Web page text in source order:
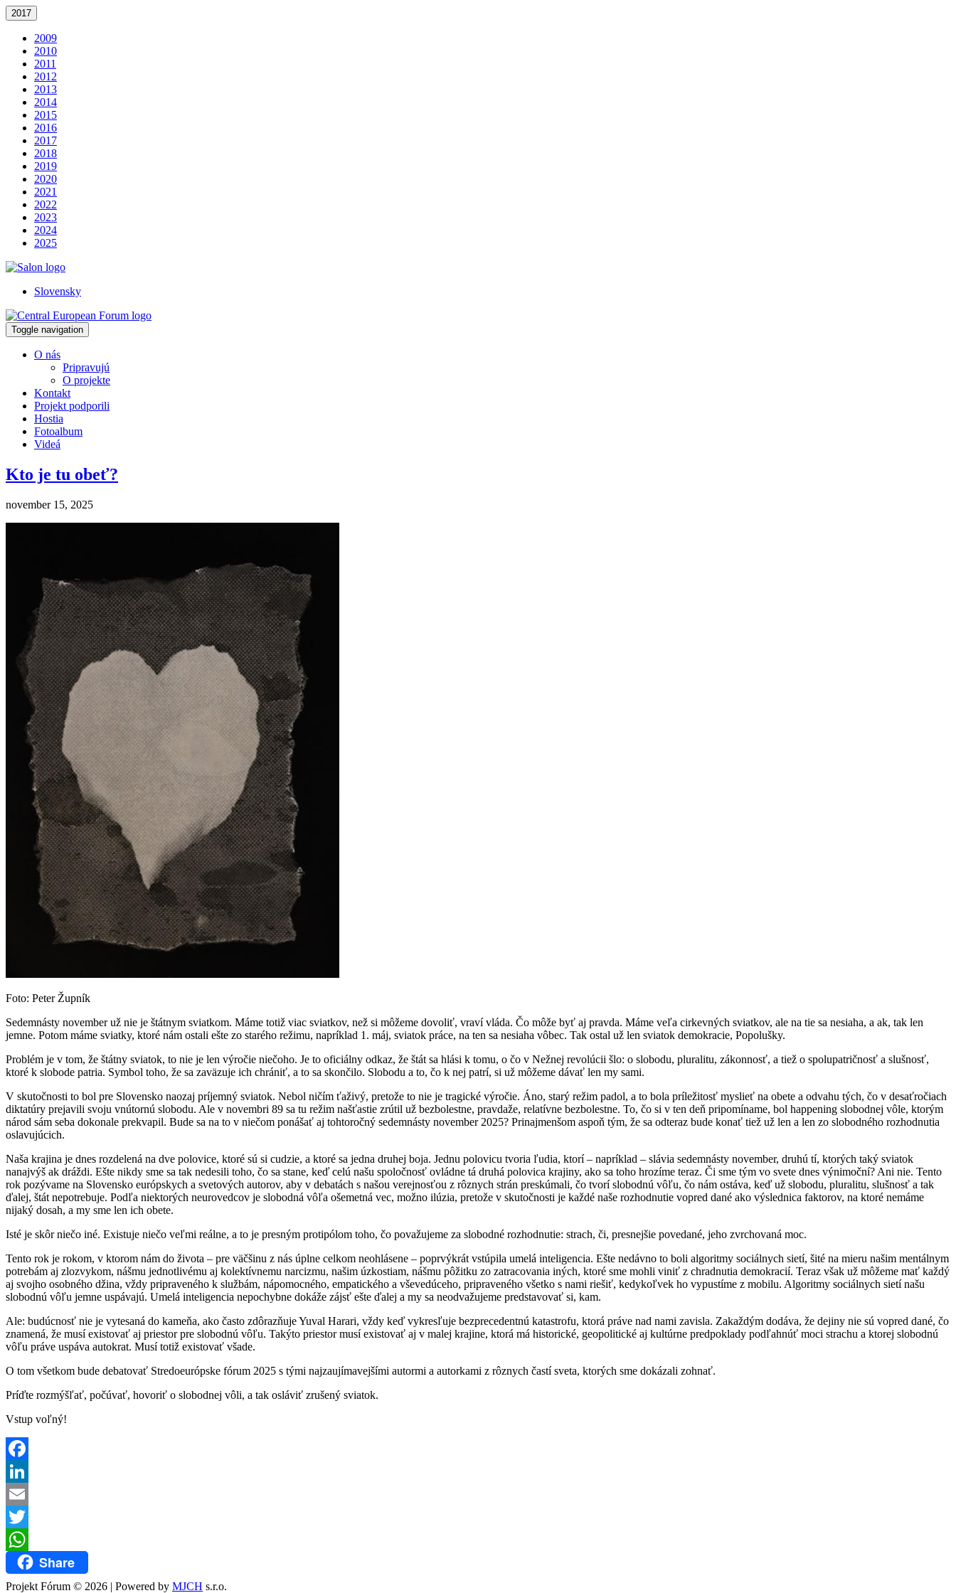
2017
2009
2010
2011
2012
2013
2014
2015
2016
2017
2018
2019
2020
2021
2022
2023
2024
2025
Slovensky
Toggle navigation
O nás
Pripravujú
O projekte
Kontakt
Projekt podporili
Hostia
Fotoalbum
Videá
Kto je tu obeť?
november 15, 2025
Foto: Peter Župník
Sedemnásty november už nie je štátnym sviatkom. Máme totiž viac sviatkov, než si môžeme dovoliť, vraví vláda. Čo môže byť aj pravda. Máme veľa cirkevných sviatkov, ale na tie sa nesiaha, a ak, tak len
jemne. Potom máme sviatky, ktoré nám ostali ešte zo starého režimu, napríklad 1. máj, sviatok práce, na ten sa nesiaha vôbec. Tak ostal už len sviatok demokracie, Popolušky.
Problém je v tom, že štátny sviatok, to nie je len výročie niečoho. Je to oficiálny odkaz, že štát sa hlási k tomu, o čo v Nežnej revolúcii šlo: o slobodu, pluralitu, zákonnosť, a tiež o spolupatričnosť a slušnosť,
ktoré k slobode patria. Symbol toho, že sa zaväzuje ich chrániť, a to sa skončilo. Slobodu a to, čo k nej patrí, si už môžeme dávať len my sami.
V skutočnosti to bol pre Slovensko naozaj príjemný sviatok. Nebol ničím ťaživý, pretože to nie je tragické výročie. Áno, starý režim padol, a to bola príležitosť myslieť na obete a odvahu tých, čo v desaťročiach
diktatúry prejavili svoju vnútornú slobodu. Ale v novembri 89 sa tu režim našťastie zrútil už bezbolestne, pravdaže, relatívne bezbolestne. To, čo si v ten deň pripomíname, bol happening slobodnej vôle, ktorým
národ sám seba dokonale prekvapil. Bude sa na to v niečom ponášať aj tohtoročný sedemnásty november 2025? Prinajmenšom aspoň tým, že sa odteraz bude konať tiež už len a len zo slobodného rozhodnutia
oslavujúcich.
Naša krajina je dnes rozdelená na dve polovice, ktoré sú si cudzie, a ktoré sa jedna druhej boja. Jednu polovicu tvoria ľudia, ktorí – napríklad – slávia sedemnásty november, druhú tí, ktorých taký sviatok
nanajvýš ak dráždi. Ešte nikdy sme sa tak nedesili toho, čo sa stane, keď celú našu spoločnosť ovládne tá druhá polovica krajiny, ako sa toho hrozíme teraz. Či sme tým vo svete dnes výnimoční? Ani nie. Tento
rok pozývame na Slovensko európskych a svetových autorov, aby v debatách s našou verejnosťou z rôznych strán preskúmali, čo tvorí slobodnú vôľu, čo nám ostáva, keď už slobodu, pluralitu, slušnosť a tak
ďalej, štát nepotrebuje. Podľa niektorých neurovedcov je slobodná vôľa ošemetná vec, možno ilúzia, pretože v skutočnosti je každé naše rozhodnutie vopred dané ako výslednica faktorov, na ktoré nemáme
nijaký dosah, a my sme len ich obete.
Isté je skôr niečo iné. Existuje niečo veľmi reálne, a to je presným protipólom toho, čo považujeme za slobodné rozhodnutie: strach, či, presnejšie povedané, jeho zvrchovaná moc.
Tento rok je rokom, v ktorom nám do života – pre väčšinu z nás úplne celkom neohlásene – poprvýkrát vstúpila umelá inteligencia. Ešte nedávno to boli algoritmy sociálnych sietí, šité na mieru našim mentálnym
potrebám aj zlozvykom, nášmu jednotlivému aj kolektívnemu narcizmu, našim úzkostiam, nášmu pôžitku zo zatracovania iných, ktoré sme mohli viniť z chradnutia demokracií. Teraz však už môžeme mať každý
aj svojho osobného džina, vždy pripraveného k službám, nápomocného, empatického a vševedúceho, pripraveného všetko s nami riešiť, kedykoľvek ho vypustíme z mobilu. Algoritmy sociálnych sietí našu
slobodnú vôľu jemne uspávajú. Umelá inteligencia nepochybne dokáže zájsť ešte ďalej a my sa neodvažujeme predstavovať si, kam.
Ale: budúcnosť nie je vytesaná do kameňa, ako často zdôrazňuje Yuval Harari, vždy keď vykresľuje bezprecedentnú katastrofu, ktorá práve nad nami zavisla. Zakaždým dodáva, že dejiny nie sú vopred dané, čo
znamená, že musí existovať aj priestor pre slobodnú vôľu. Takýto priestor musí existovať aj v malej krajine, ktorá má historické, geopolitické aj kultúrne predpoklady podľahnúť moci strachu a ktorej slobodnú
vôľu práve uspáva autokrat. Musí totiž existovať všade.
O tom všetkom bude debatovať Stredoeurópske fórum 2025 s tými najzaujímavejšími autormi a autorkami z rôznych častí sveta, ktorých sme dokázali zohnať.
Príďte rozmýšľať, počúvať, hovoriť o slobodnej vôli, a tak osláviť zrušený sviatok.
Vstup voľný!
Facebook
LinkedIn
Email
Twitter
WhatsAppShare
Projekt Fórum © 2026 | Powered by MJCH s.r.o.